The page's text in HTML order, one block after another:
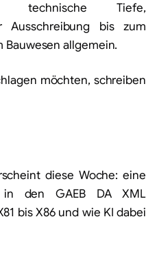
technische Tiefe,
Ausschreibung bis zum
Bauwesen allgemein.
möchten, schreiben
diese Woche: eine
in den GAEB DA XML
bis X86 und wie KI dabei